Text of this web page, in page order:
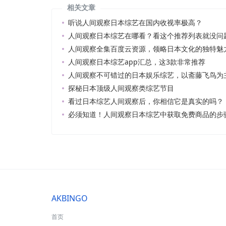
相关文章
听说人间观察日本综艺在国内收视率极高？
人间观察日本综艺在哪看？看这个推荐列表就没问
人间观察全集百度云资源，领略日本文化的独特魅
人间观察日本综艺app汇总，这3款非常推荐
人间观察不可错过的日本娱乐综艺，以斋藤飞鸟为
探秘日本顶级人间观察类综艺节目
看过日本综艺人间观察后，你相信它是真实的吗？
必须知道！人间观察日本综艺中获取免费商品的步
AKBINGO
首页